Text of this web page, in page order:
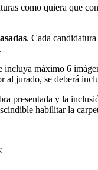
como quiera que
. Cada
incluya máximo 6
jurado, se deberá
presentada y la
habilitar la
: